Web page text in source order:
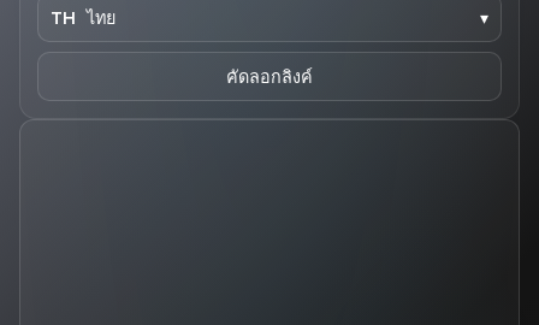
TH ไทย ▾
คัดลอกลิงค์